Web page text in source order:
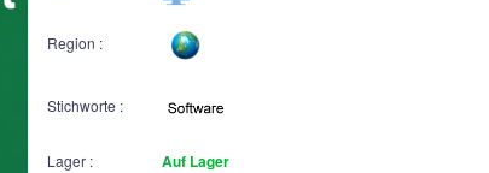
Region :
Stichworte :
Lager : Auf Lager